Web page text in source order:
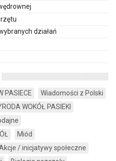
działań
PASIECE
Wiadomości z Polski
WOKÓŁ PASIEKI
Miód
/ inicjatywy społeczne